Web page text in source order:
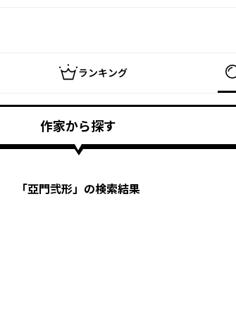
ランキング
作家から探す
「亞門弐形」の検索結果